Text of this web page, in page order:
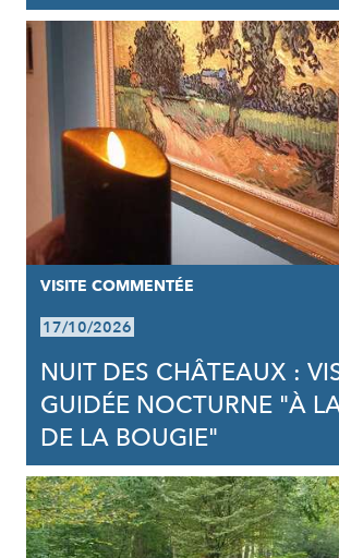
VISITE COMMENTÉE
17/10/2026
NUIT DES CHÂTEAUX :
GUIDÉE NOCTURNE "À
DE LA BOUGIE"